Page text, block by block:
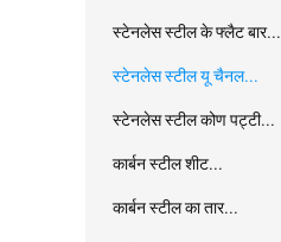
स्टेनलेस स्टील के फ्लैट बार...
स्टेनलेस स्टील यू चैनल...
स्टेनलेस स्टील कोण पट्टी...
कार्बन स्टील शीट...
कार्बन स्टील का तार...